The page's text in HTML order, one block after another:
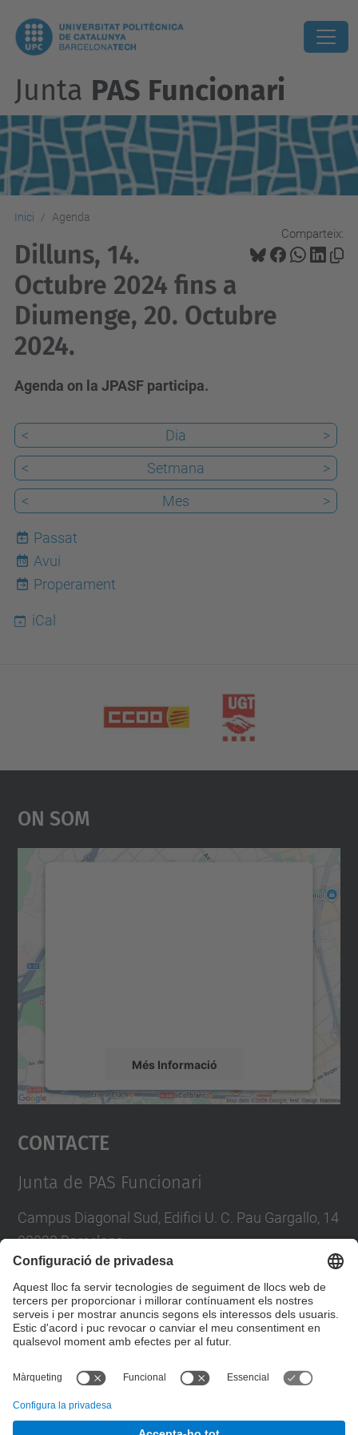
Junta PAS Funcionari
Inici Agenda
Comparteix:
Dilluns, 14.
Octubre 2024 fins a
Diumenge, 20. Octubre
2024.
Agenda on la JPASF participa.
< Dia
>
<
Setmana
>
<
Mes >
Passat
10
Avui
Properament
iCal
On Som
Més Informació
Accepta
powered by
Contacte
Junta de PAS Funcionari
Campus Diagonal Sud, Edifici U. C. Pau Gargallo, 14
08028 Barcelona
E-mail :junta.pasf@upc.edu
Formulari de contacte